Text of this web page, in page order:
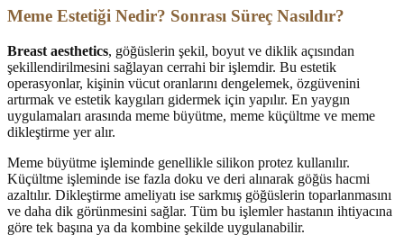
Meme Estetiği Nedir? Sonrası Süreç Nasıldır?
Breast aesthetics, göğüslerin şekil, boyut ve diklik açısından
şekillendirilmesini sağlayan cerrahi bir işlemdir. Bu estetik
operasyonlar, kişinin vücut oranlarını dengelemek, özgüvenini
artırmak ve estetik kaygıları gidermek için yapılır. En yaygın
uygulamaları arasında meme büyütme, meme küçültme ve meme
dikleştirme yer alır.
Meme büyütme işleminde genellikle silikon protez kullanılır.
Küçültme işleminde ise fazla doku ve deri alınarak göğüs hacmi
azaltılır. Dikleştirme ameliyatı ise sarkmış göğüslerin toparlanmasını
ve daha dik görünmesini sağlar. Tüm bu işlemler hastanın ihtiyacına
göre tek başına ya da kombine şekilde uygulanabilir.